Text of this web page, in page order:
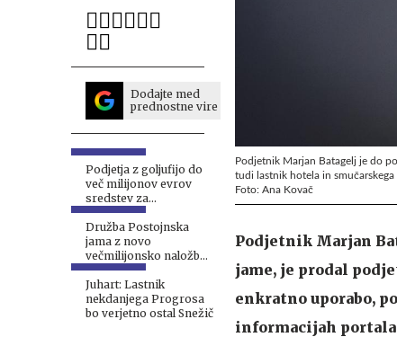
Dodajte med
prednostne vire
Podjetja z goljufijo do
več milijonov evrov
sredstev za
popoplavno obnovo
Družba Postojnska
jama z novo
večmilijonsko naložbo
na Cerknem začenja
novo zgodbo #foto
Juhart: Lastnik
nekdanjega Progrosa
bo verjetno ostal Snežič
Podjetnik Marjan Batagelj je do
tudi lastnik hotela in smučarskega
Foto: Ana Kovač
Podjetnik Marjan
jame, je prodal
enkratno uporabo,
informacijah